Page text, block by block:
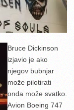
Bruce Dickinson
izjavio je ako
njegov bubnjar
može pilotirati
onda može svatko.
Avion Boeing 747